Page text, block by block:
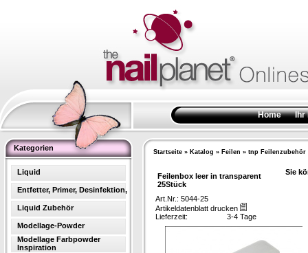
Home Ihr
Kategorien
Liquid
Entfetter, Primer, Desinfektion,
Liquid Zubehör
Modellage-Powder
Modellage Farbpowder
Inspiration
Startseite » Katalog » Feilen » tnp Feilenzubehör
Feilenbox leer in transparent
25Stück
Sie
Art.Nr.: 5044-25
Artikeldatenblatt drucken
Lieferzeit:
3-4 Tage